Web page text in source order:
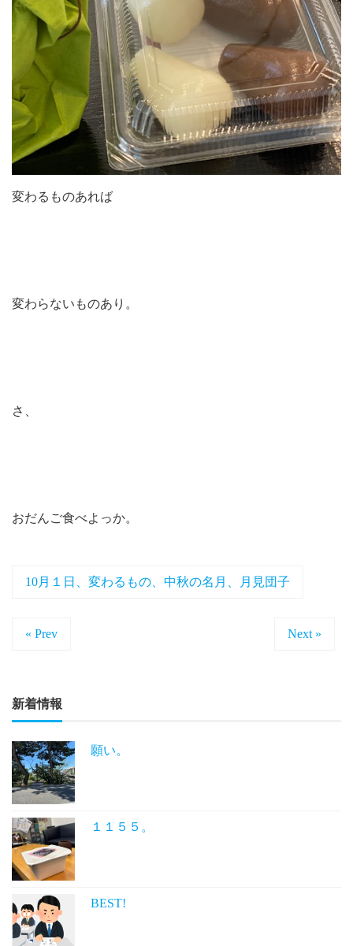
変わるものあれば
変わらないものあり。
さ、
おだんご食べよっか。
10月１日、変わるもの、中秋の名月、月見団子
« Prev Next »
新着情報
願い。
１１５５。
BEST!